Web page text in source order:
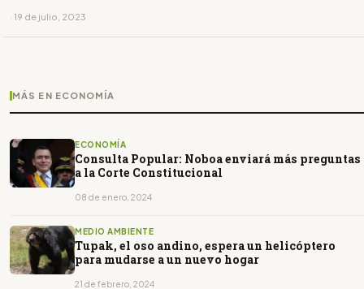
· 19 de julio, 2023
MÁS EN ECONOMÍA
ECONOMÍA
Consulta Popular: Noboa enviará más preguntas
a la Corte Constitucional
08 de enero, 2024
MEDIO AMBIENTE
Tupak, el oso andino, espera un helicóptero
para mudarse a un nuevo hogar
21 de febrero, 2024